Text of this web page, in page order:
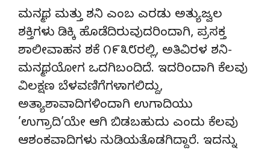
ಮನ್ಮಥ ಮತ್ತು ಶನಿ ಎಂಬ ಎರಡು ಅತ್ಯುಜ್ವಲ
ಶಕ್ತಿಗಳು ಡಿಕ್ಕಿ ಹೊಡೆದಿರುವುದರಿಂದಾಗಿ, ಪ್ರಸಕ್ತ
ಶಾಲೀವಾಹನ ಶಕೆ ೧೯೩೮ರಲ್ಲಿ, ಅತಿವಿರಳ ಶನಿ-
ಮನ್ಮಥಯೋಗ ಒದಗಿಬಂದಿದೆ. ಇದರಿಂದಾಗಿ ಕೆಲವು
ವಿಲಕ್ಷಣ ಬೆಳವಣಿಗೆಗಳಾಗಲಿದ್ದು,
ಅತ್ಯಾಶಾವಾದಿಗಳಿಂದಾಗಿ ಉಗಾದಿಯು
’ಉಗ್ರಾದಿ’ಯೇ ಆಗಿ ಬಿಡಬಹುದು ಎಂದು ಕೆಲವು
ಆಶಂಕವಾದಿಗಳು ನುಡಿಯತೊಡಗಿದ್ದಾರೆ. ಇದನ್ನು